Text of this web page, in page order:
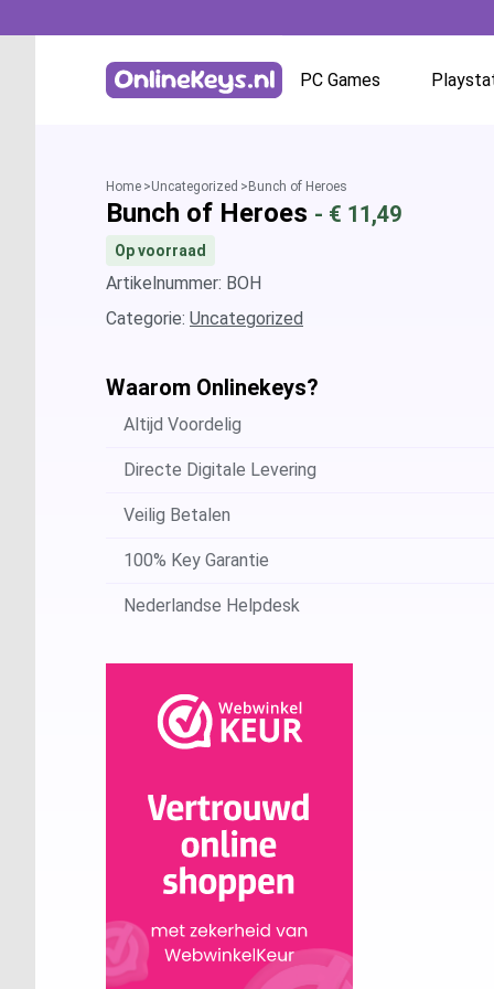
PC Games
GOG.com
Ubisoft / Uplay
Home Uncategorized Bunch of Heroes
Bunch of Heroes - € 11,49
Op voorraad
Artikelnummer: BOH
Categorie: Uncategorized
Waarom Onlinekeys?
Altijd Voordelig
Directe Digitale Levering
Veilig Betalen
100% Key Garantie
Nederlandse Helpdesk